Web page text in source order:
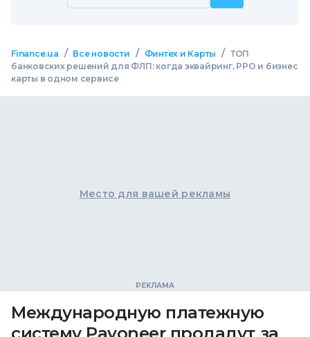
Finance.ua / Все новости / Финтех и Карты / ТОП
банковских решений для ФЛП: когда эквайринг, РРО и бизнес
карты в одном сервисе
Место для вашей рекламы
Международную платежную